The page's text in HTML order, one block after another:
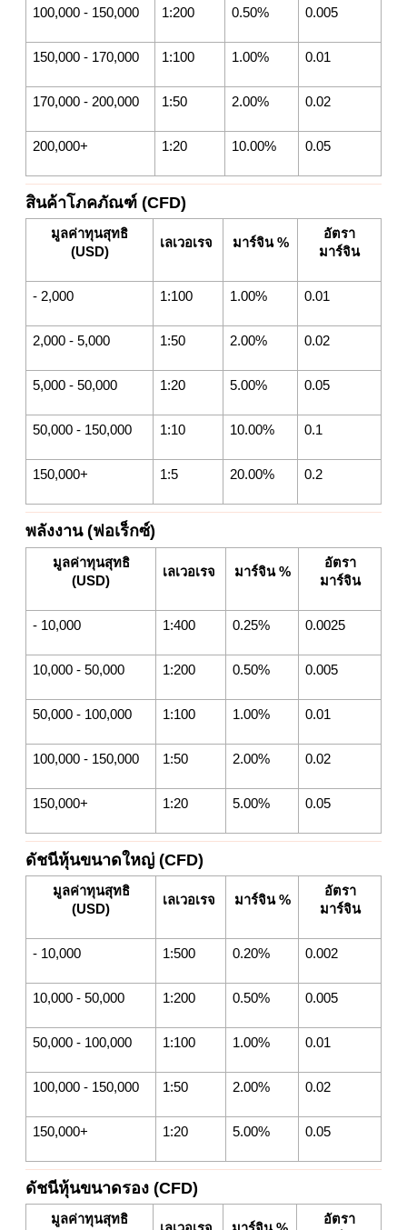
100,000 - 150,000 1:200 0.50% 0.005
150,000 - 170,000 1:100 1.00% 0.01
170,000 - 200,000 1:50 2.00% 0.02
200,000+ 1:20 10.00% 0.05
สินค้าโภคภัณฑ์ (CFD)
มูลค่าทุนสุทธิ
(USD)
เลเวอเรจ มาร์จิน %
อัตรา
มาร์จิน
- 2,000 1:100 1.00% 0.01
2,000 - 5,000 1:50 2.00% 0.02
5,000 - 50,000 1:20 5.00% 0.05
50,000 - 150,000 1:10 10.00% 0.1
150,000+ 1:5 20.00% 0.2
พลังงาน (ฟอเร็กซ์)
มูลค่าทุนสุทธิ
(USD)
เลเวอเรจ มาร์จิน %
อัตรา
มาร์จิน
- 10,000 1:400 0.25% 0.0025
10,000 - 50,000 1:200 0.50% 0.005
50,000 - 100,000 1:100 1.00% 0.01
100,000 - 150,000 1:50 2.00% 0.02
150,000+ 1:20 5.00% 0.05
ดัชนีหุ้นขนาดใหญ่ (CFD)
มูลค่าทุนสุทธิ
(USD)
เลเวอเรจ มาร์จิน %
อัตรา
มาร์จิน
- 10,000 1:500 0.20% 0.002
10,000 - 50,000 1:200 0.50% 0.005
50,000 - 100,000 1:100 1.00% 0.01
100,000 - 150,000 1:50 2.00% 0.02
150,000+ 1:20 5.00% 0.05
ดัชนีหุ้นขนาดรอง (CFD)
มูลค่าทุนสุทธิ อัตรา